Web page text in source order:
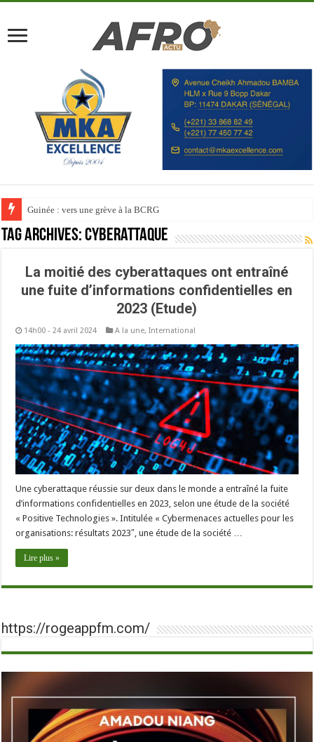
Guinée : vers une grève à la BCRG
Tag Archives:Cyberattaque
La moitié des cyberattaques ont entraîné
une fuite d’informations confidentielles en
2023 (Etude)
14h00 - 24 avril 2024 A la une,International
Une cyberattaque réussie sur deux dans le monde a entraîné la fuite
d’informations confidentielles en 2023, selon une étude de la société
« Positive Technologies ». Intitulée « Cybermenaces actuelles pour les
organisations: résultats 2023″, une étude de la société …
Lire plus »
https://rogeappfm.com/